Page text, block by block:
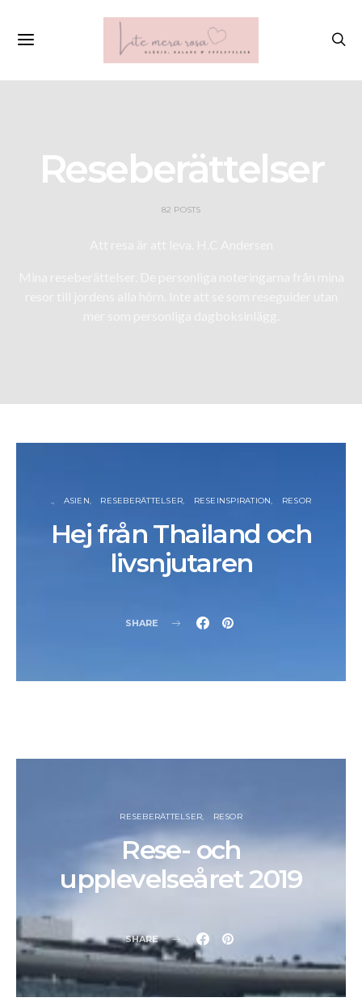
Reseberättelser
82 POSTS
. ASIEN RESEBERÄTTELSER RESEINSPIRATION RESOR
Hej från Thailand och
livsnjutaren
SHARE
RESEBERÄTTELSER RESOR
Rese- och
upplevelseåret 2019
SHARE